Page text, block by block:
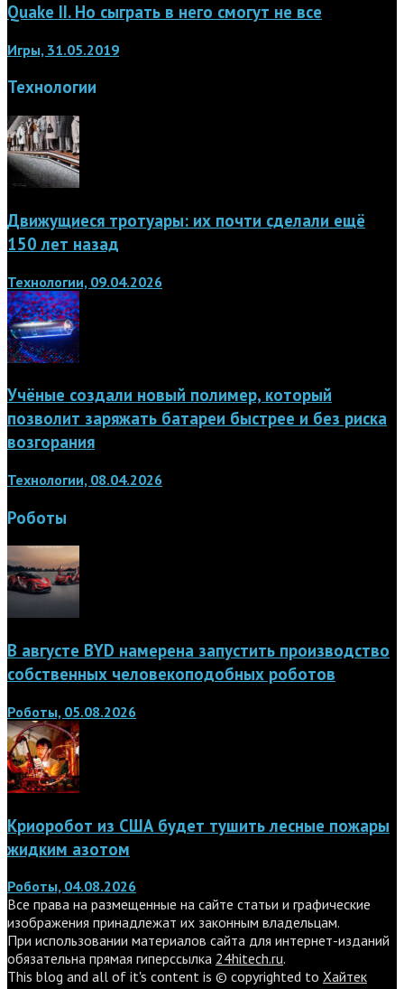
Quake II. Но сыграть в него смогут не все
Игры, 31.05.2019
Технологии
Движущиеся тротуары: их почти сделали ещё
150 лет назад
Технологии, 09.04.2026
Учёные создали новый полимер, который
позволит заряжать батареи быстрее и без риска
возгорания
Технологии, 08.04.2026
Роботы
В августе BYD намерена запустить производство
собственных человекоподобных роботов
Роботы, 05.08.2026
Криоробот из США будет тушить лесные пожары
жидким азотом
Роботы, 04.08.2026
Все права на размещенные на сайте статьи и графические
изображения принадлежат их законным владельцам.
При использовании материалов сайта для интернет-изданий
обязательна прямая гиперссылка 24hitech.ru.
This blog and all of it's content is © copyrighted to Хайтек